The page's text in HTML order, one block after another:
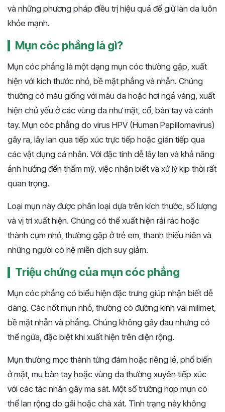
và những phương pháp điều trị hiệu quả để giữ làn da luôn
khỏe mạnh​​.
Mụn cóc phẳng là gì?
Mụn cóc phẳng là một dạng mụn cóc thường gặp, xuất
hiện với kích thước nhỏ, bề mặt phẳng và nhẵn. Chúng
thường có màu giống với màu da hoặc hơi ngả vàng, xuất
hiện chủ yếu ở các vùng da như mặt, cổ, bàn tay và cánh
tay. Mụn cóc phẳng do virus HPV (Human Papillomavirus)
gây ra, lây lan qua tiếp xúc trực tiếp hoặc gián tiếp qua
các vật dụng cá nhân. Với đặc tính dễ lây lan và khả năng
ảnh hưởng đến thẩm mỹ, việc nhận biết và xử lý kịp thời rất
quan trọng.
Loại mụn này được phân loại dựa trên kích thước, số lượng
và vị trí xuất hiện. Chúng có thể xuất hiện rải rác hoặc
thành cụm nhỏ, thường gặp ở trẻ em, thanh thiếu niên và
những người có hệ miễn dịch suy giảm.
Triệu chứng của mụn cóc phẳng
Mụn cóc phẳng có biểu hiện đặc trưng giúp nhận biết dễ
dàng. Các nốt mụn nhỏ, thường có đường kính vài milimet,
bề mặt nhẵn và phẳng. Chúng không gây đau nhưng có
thể ngứa, đặc biệt khi xuất hiện trên diện rộng.
Mụn thường mọc thành từng đám hoặc riêng lẻ, phổ biến
ở mặt, mu bàn tay hoặc vùng da thường xuyên tiếp xúc
với các tác nhân gây ma sát. Một số trường hợp mụn có
thể lan rộng do gãi hoặc chà xát. Tình trạng này không